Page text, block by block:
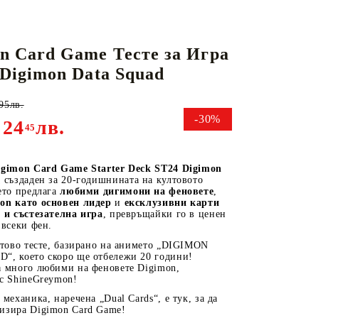
RIFTBOUND: LEAGUE OF LEGENDS
КАРТИ GUNDAM CARD GAME
ДРУГИ
Card Game Тесте за Игра
Data Squad
-30%
2445лв.
Card Game Starter Deck ST24 Digimon
създаден за 20-годишнината на култовото
предлагалюбими дигимони на феновете,
като основен лидер и ексклузивни карти
състезателна игра, превръщайки го в ценен
фен.
тесте, базирано на анимето „DIGIMON
което скоро ще отбележи 20 години!
много любими на феновете Digimon,
ShineGreymon!
наречена „Dual Cards“, е тук, за да
Digimon Card Game!